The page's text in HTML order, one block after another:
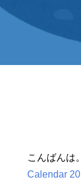
こんばんは
Calendar